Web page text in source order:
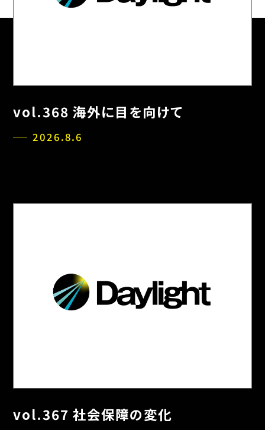
vol.368 海外に目を向けて
2026.8.6
vol.367 社会保障の変化